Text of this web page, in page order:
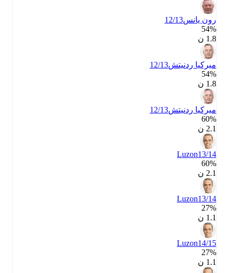
رون يانس12/13
54‎%‎
ميركيا ردنيتش12/13
54‎%‎
ميركيا ردنيتش12/13
60‎%‎
Luzon13/14
60‎%‎
Luzon13/14
27‎%‎
Luzon14/15
27‎%‎